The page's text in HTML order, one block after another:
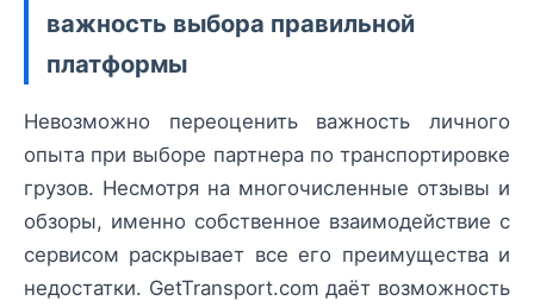
важность выбора правильной
платформы
Невозможно переоценить важность личного
опыта при выборе партнера по транспортировке
грузов. Несмотря на многочисленные отзывы и
обзоры, именно собственное взаимодействие с
сервисом раскрывает все его преимущества и
недостатки. GetTransport.com даёт возможность